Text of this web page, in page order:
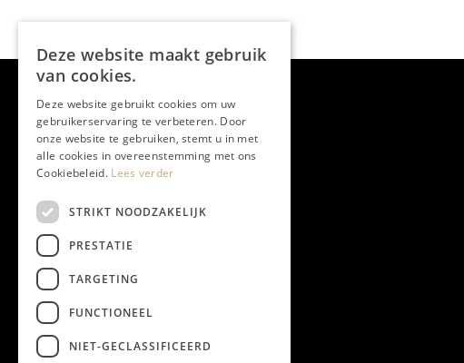
Deze website maakt gebruik
van cookies.
Deze website gebruikt cookies om uw
gebruikerservaring te verbeteren. Door
onze website te gebruiken, stemt u in met
alle cookies in overeenstemming met ons
Cookiebeleid. Lees verder
STRIKT NOODZAKELIJK
PRESTATIE
TARGETING
FUNCTIONEEL
NIET-GECLASSIFICEERD